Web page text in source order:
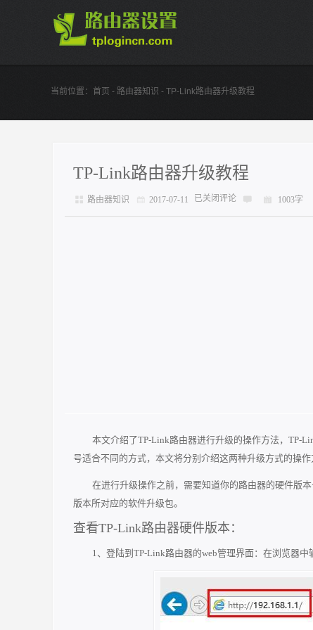
当前位置： 首页 - 路由器知识 - TP-Link路由器升级教程
TP-Link路由器升级教程
路由器知识 2017-07-11 已关闭评论 1003字
本文介绍了TP-Link路由器进行升级的操作方法，TP-
号适合不同的方式，本文将分别介绍这两种升级方式的操作
在进行升级操作之前，需要知道你的路由器的硬件版
版本所对应的软件升级包。
查看TP-Link路由器硬件版本：
1、登陆到TP-Link路由器的web管理界面：在浏览器中